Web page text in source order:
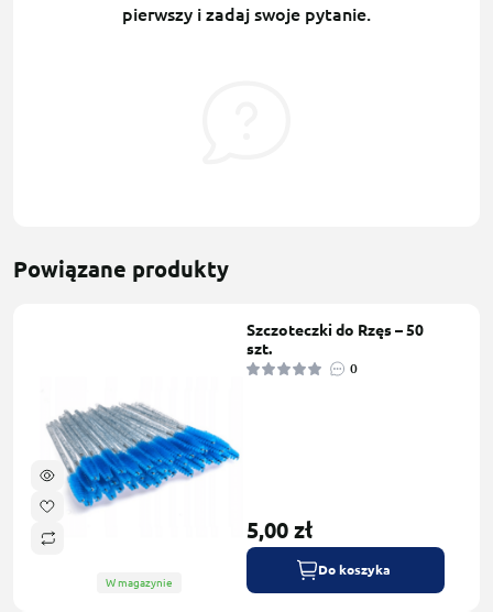
pierwszy i zadaj swoje pytanie.
Powiązane produkty
W magazynie
Szczoteczki do Rzęs – 50
szt.
0
5,00 zł
Do koszyka